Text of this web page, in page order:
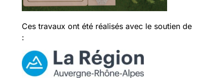
Ces travaux ont été réalisés avec le soutien de
: